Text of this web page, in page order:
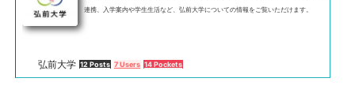
連携、入学案内や学生生活など、弘前大学についての情報をご覧いただけます。
弘前大学 12 Posts 7 Users 14 Pockets